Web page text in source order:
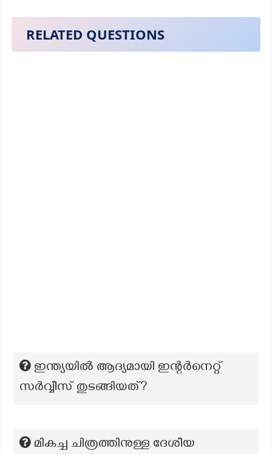
RELATED QUESTIONS
ഇന്ത്യയിൽ ആദ്യമായി ഇന്റർനെറ്റ്
സർവ്വീസ് തുടങ്ങിയത്?
മികച്ച ചിത്രത്തിനുള്ള ദേശീയ